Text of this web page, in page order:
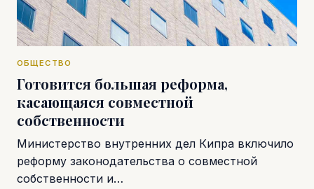
ОБЩЕСТВО
Готовится большая реформа,
касающаяся совместной
собственности
Министерство внутренних дел Кипра включило
реформу законодательства о совместной
собственности и…